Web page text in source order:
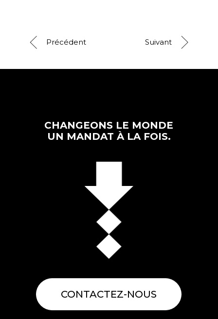
Précédent Suivant
CHANGEONS LE MONDE
UN MANDAT À LA FOIS.
CONTACTEZ-NOUS